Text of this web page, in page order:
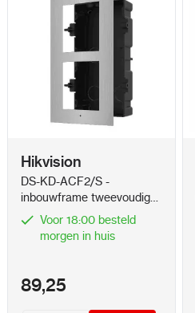
Hikvision
DS-KD-ACF2/S -
inbouwframe tweevoudig
RVSVoor 18:00 besteld
morgen in huis
89,25